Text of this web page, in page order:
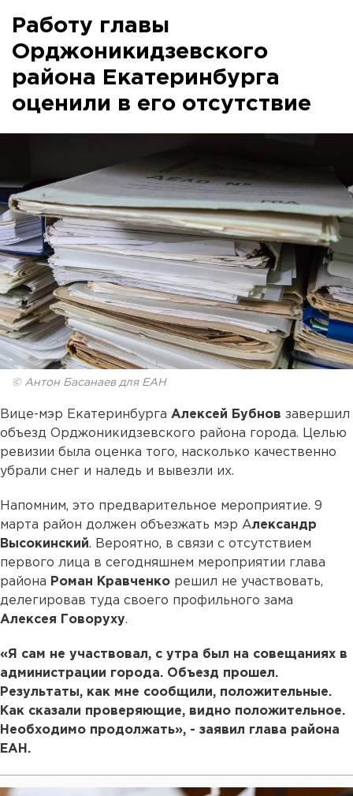
Работу главы
Орджоникидзевского
района Екатеринбурга
оценили в его отсутствие
© Антон Басанаев для ЕАН
Вице-мэр Екатеринбурга Алексей Бубнов завершил
объезд Орджоникидзевского района города. Целью
ревизии была оценка того, насколько качественно
убрали снег и наледь и вывезли их.
Напомним, это предварительное мероприятие. 9
марта район должен объезжать мэр Александр
Высокинский. Вероятно, в связи с отсутствием
первого лица в сегодняшнем мероприятии глава
района Роман Кравченко решил не участвовать,
делегировав туда своего профильного зама
Алексея Говоруху.
«Я сам не участвовал, с утра был на совещаниях в
администрации города. Объезд прошел.
Результаты, как мне сообщили, положительные.
Как сказали проверяющие, видно положительное.
Необходимо продолжать», - заявил глава района
ЕАН.